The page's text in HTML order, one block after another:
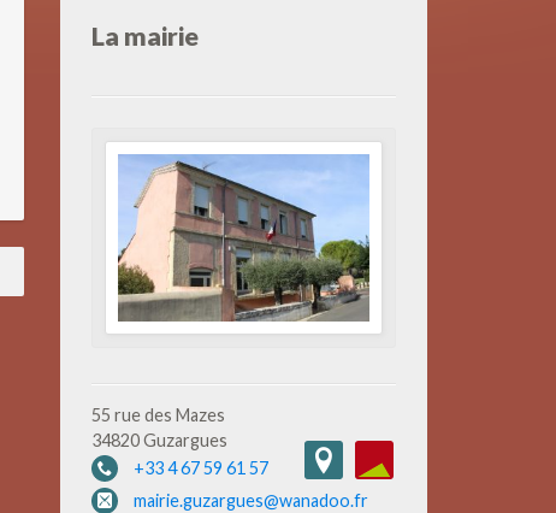
La mairie
55 rue des Mazes
34820 Guzargues
+33 4 67 59 61 57
mairie.guzargues@wanadoo.fr